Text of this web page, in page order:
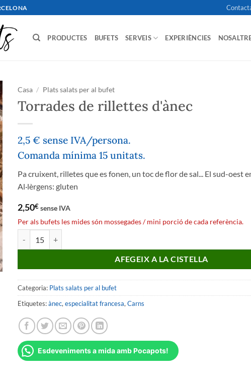
PRODUCTES BUFETS SERVEIS EXPERIÈNCIES
Casa / Plats salats per al bufet
Torrades de rillettes d'ànec
2,5 € sense IVA/persona.
Comanda mínima 15 unitats.
Pa cruixent, rilletes que es fonen, un toc de flor de sal... El sud-oest
Al·lèrgens: gluten
2,50€ sense IVA
Per als bufets les mides són mossegades / mini porció de cada referència.
AFEGEIX A LA CISTELLA
Categoria: Plats salats per al bufet
Etiquetes:ànec,especialitat francesa,Carns
Esdeveniments a mida amb Pocapots!